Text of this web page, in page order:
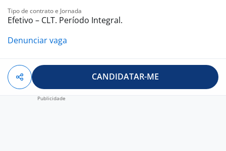
Tipo de contrato e Jornada
Efetivo – CLT. Período Integral.
Denunciar vaga
CANDIDATAR-ME